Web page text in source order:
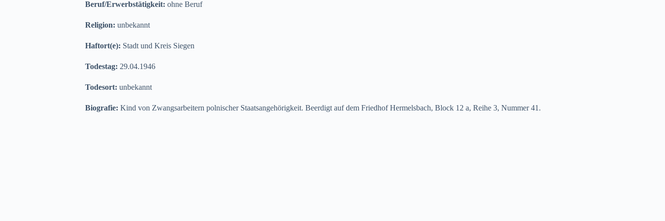
Beruf/Erwerbstätigkeit: ohne Beruf
Religion: unbekannt
Haftort(e): Stadt und Kreis Siegen
Todestag: 29.04.1946
Todesort: unbekannt
Biografie: Kind von Zwangsarbeitern polnischer Staatsangehörigkeit. Beerdigt auf dem Friedhof Hermelsbach, Block 12 a, Reihe 3, Nummer 41.